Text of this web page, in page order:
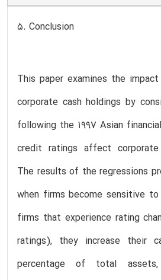
5. Conclusion
This paper examines the
corporate cash holdings by
following the 1997 Asian
credit ratings affect corporate
The results of the regressions
when firms become sensitive
firms that experience rating
ratings), they increase their
percentage of total